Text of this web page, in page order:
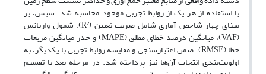
با استفاده از هر یک از روابط تجربی موجود محاسبه شد. سپس، بر
مبنای چهار شاخص آماری شامل ضریب تعیین (R²)، شمول واریانس
(VAF)، میانگین درصد خطای مطلق (MAPE) و جذر میانگین مربعات
خطا (RMSE)، ضمن اعتبارسنجی و مقایسه روابط تجربی با یکدیگر، به
اولویت‌بندی انتخاب آن‌ها نیز پرداخته شد. در مرحله بعد با تقسیم‌